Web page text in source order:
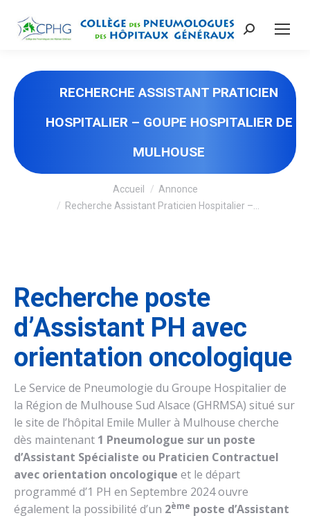
Recherche
RECHERCHE ASSISTANT PRATICIEN
HOSPITALIER – GOUPE HOSPITALIER DE
MULHOUSE
Accueil
Annonce
Recherche Assistant Praticien Hospitalier –…
Recherche poste
d’Assistant PH avec
orientation oncologique
Le Service de Pneumologie du Groupe Hospitalier de
la Région de Mulhouse Sud Alsace (GHRMSA) situé sur
le site de l’hôpital Emile Muller à Mulhouse cherche
dès maintenant 1 Pneumologue sur un poste
d’Assistant Spécialiste ou Praticien Contractuel
avec orientation oncologique et le départ
programmé d’1 PH en Septembre 2024 ouvre
également la possibilité d’un 2ème poste d’Assistant